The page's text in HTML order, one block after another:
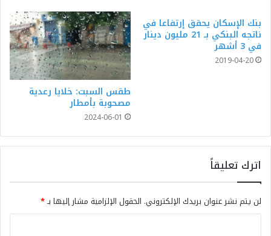
بنك الإسكان يحقق إرتفاعا في
ناتجه البنكي بـ 21 مليون دينار
في 3 أشهر
2019-04-20
طقس السبت: خلايا رعدية
مصحوبة بأمطار
2024-06-01
اترك تعليقاً
لن يتم نشر عنوان بريدك الإلكتروني. الحقول الإلزامية مشار إليها بـ*